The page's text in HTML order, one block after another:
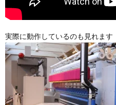
実際に動作しているのも見れます